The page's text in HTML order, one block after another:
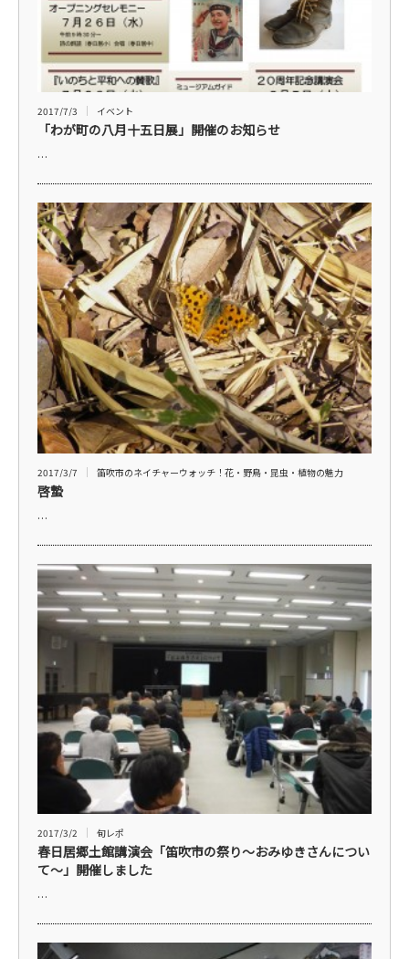
2017/7/3 イベント
「わが町の八月十五日展」開催のお知らせ
…
2017/3/7 笛吹市のネイチャーウォッチ！花・野鳥・昆虫・植物の魅力
啓蟄
…
2017/3/2 旬レポ
春日居郷土館講演会「笛吹市の祭り～おみゆきさんについ
て～」開催しました
…